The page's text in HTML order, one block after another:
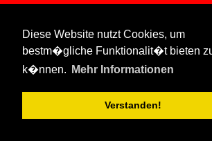
Diese Website nutzt Cookies, um
bestm�gliche Funktionalit�t bieten
k�nnen.
Mehr Informationen
Verstanden!